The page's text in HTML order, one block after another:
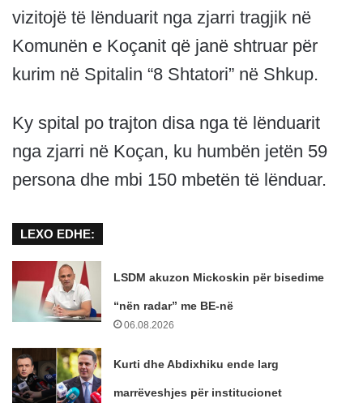
vizitojë të lënduarit nga zjarri tragjik në
Komunën e Koçanit që janë shtruar për
kurim në Spitalin “8 Shtatori” në Shkup.
Ky spital po trajton disa nga të lënduarit
nga zjarri në Koçan, ku humbën jetën 59
persona dhe mbi 150 mbetën të lënduar.
LEXO EDHE:
LSDM akuzon Mickoskin për bisedime
“nën radar” me BE-në
06.08.2026
Kurti dhe Abdixhiku ende larg
marrëveshjes për institucionet